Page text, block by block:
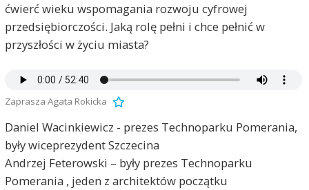
ćwierć wieku wspomagania rozwoju cyfrowej
przedsiębiorczości. Jaką rolę pełni i chce pełnić w
przyszłości w życiu miasta?
Zaprasza Agata Rokicka
Daniel Wacinkiewicz - prezes Technoparku Pomerania,
były wiceprezydent Szczecina
Andrzej Feterowski – były prezes Technoparku
Pomerania , jeden z architektów początku